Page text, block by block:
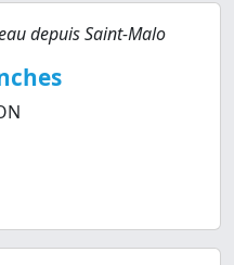
depuis Saint-Malo